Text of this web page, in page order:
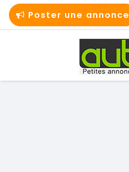
Poster une annonce